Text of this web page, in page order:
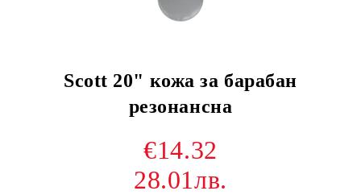
Scott 20" кожа за барабан
резонансна
€14.32
28.01лв.